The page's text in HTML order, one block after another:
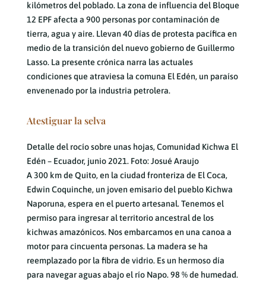
kilómetros del poblado. La zona de influencia del Bloque
12 EPF afecta a 900 personas por contaminación de
tierra, agua y aire. Llevan 40 días de protesta pacífica en
medio de la transición del nuevo gobierno de Guillermo
Lasso. La presente crónica narra las actuales
condiciones que atraviesa la comuna El Edén, un paraíso
envenenado por la industria petrolera.
Atestiguar la selva
Detalle del rocío sobre unas hojas, Comunidad Kichwa El
Edén – Ecuador, junio 2021. Foto: Josué Araujo
A 300 km de Quito, en la ciudad fronteriza de El Coca,
Edwin Coquinche, un joven emisario del pueblo Kichwa
Naporuna, espera en el puerto artesanal. Tenemos el
permiso para ingresar al territorio ancestral de los
kichwas amazónicos. Nos embarcamos en una canoa a
motor para cincuenta personas. La madera se ha
reemplazado por la fibra de vidrio. Es un hermoso día
para navegar aguas abajo el río Napo. 98 % de humedad.